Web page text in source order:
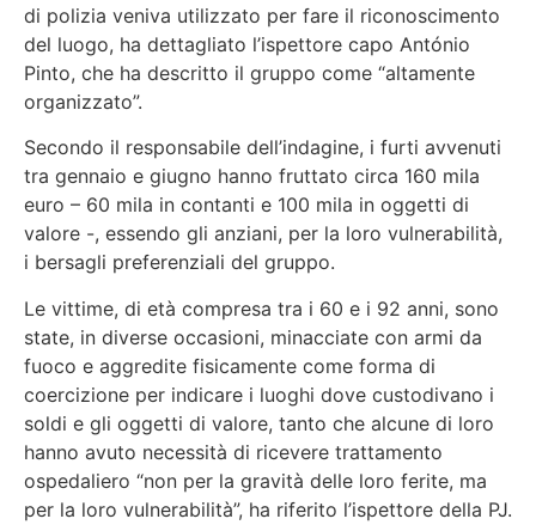
di polizia veniva utilizzato per fare il riconoscimento
del luogo, ha dettagliato l’ispettore capo António
Pinto, che ha descritto il gruppo come “altamente
organizzato”.
Secondo il responsabile dell’indagine, i furti avvenuti
tra gennaio e giugno hanno fruttato circa 160 mila
euro – 60 mila in contanti e 100 mila in oggetti di
valore -, essendo gli anziani, per la loro vulnerabilità,
i bersagli preferenziali del gruppo.
Le vittime, di età compresa tra i 60 e i 92 anni, sono
state, in diverse occasioni, minacciate con armi da
fuoco e aggredite fisicamente come forma di
coercizione per indicare i luoghi dove custodivano i
soldi e gli oggetti di valore, tanto che alcune di loro
hanno avuto necessità di ricevere trattamento
ospedaliero “non per la gravità delle loro ferite, ma
per la loro vulnerabilità”, ha riferito l’ispettore della PJ.